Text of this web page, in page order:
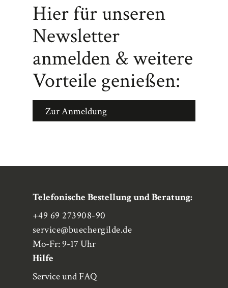
Hier für unseren
Newsletter
anmelden & weitere
Vorteile genießen:
Zur Anmeldung
Telefonische Bestellung und Beratung:
+49 69 273908-90
service@buechergilde.de
Mo-Fr: 9-17 Uhr
Hilfe
Service und FAQ